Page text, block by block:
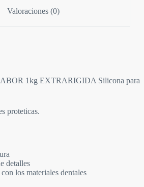
Valoraciones (0)
1kg EXTRARIGIDA Silicona para
proteticas.
detalles
los materiales dentales